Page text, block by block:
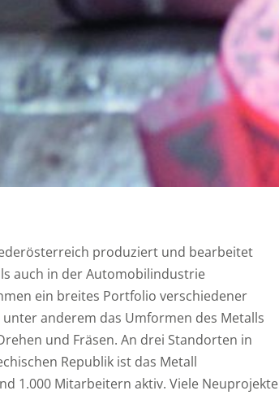
produziert und bearbeitet
auch in der Automobilindustrie
ein breites Portfolio verschiedener
anderem das Umformen des Metalls
und Fräsen. An drei Standorten in
Republik ist das Metall
1.000 Mitarbeitern aktiv. Viele Neuprojekte